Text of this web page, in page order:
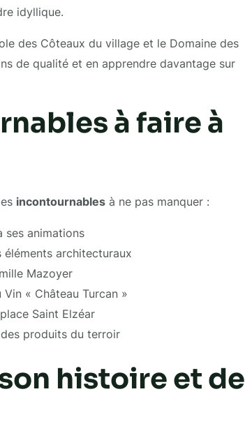
idyllique.
des Côteaux du village et le Domaine des
de qualité et en apprendre davantage sur
à faire à
incontournablesà ne pas manquer :
ses animations
éléments architecturaux
Mazoyer
« Château Turcan »
Saint Elzéar
produits du terroir
histoire et de